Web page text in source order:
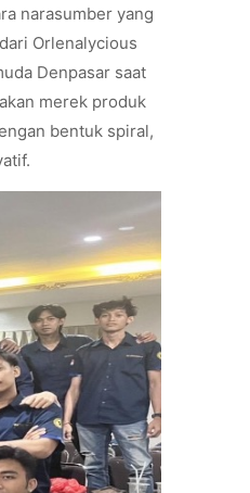
narasumber yang
Orlenalycious
Denpasar saat
merek produk
bentuk spiral,